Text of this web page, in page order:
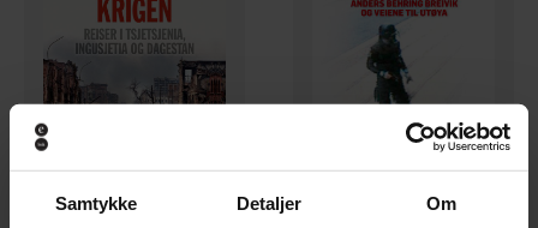
Samtykke Detaljer Om
399,-
399,-